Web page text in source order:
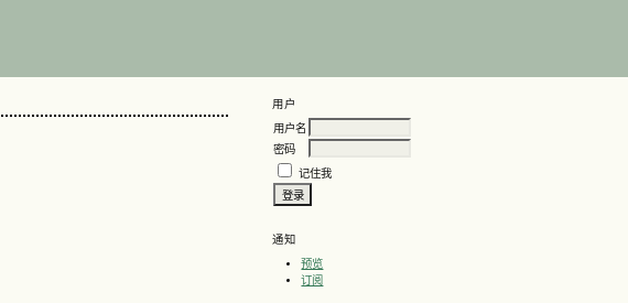
用户
用户名
密码
记住我
通知
预览
订阅